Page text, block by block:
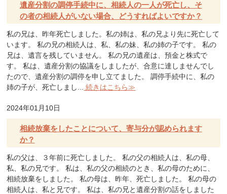
遺産分割の調停手続中に、相続人の一人が死亡し、そ
の者の相続人がいない場合、どうすればよいですか？
私の兄は、昨年死亡しました。私の姉は、私の兄より先に死亡して
います。 私の兄の相続人は、私、私の妹、私の姉の子です。 私の
兄は、遺言を残していません。 私の兄の遺産は、預金と株式で
す。 私は、遺産分割の協議をしましたが、合意に達しませんでし
たので、遺産分割の調停を申し立てました。 調停手続中に、私の
姉の子が、死亡しまし... 続きはこちら≫
2024年01月10日
相続放棄をしたことについて、寄与分が認められます
か？
私の父は、３年前に死亡しました。 私の父の相続人は、私の母、
私、私の兄です。 私は、私の父の相続のとき、私の母のために、
相続放棄をしました。 私の母は、昨年、死亡しました。 私の母の
相続人は、私と兄です。 私は、私の兄と遺産分割の話をしました